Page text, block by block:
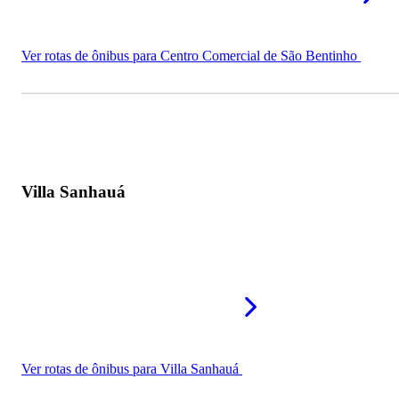
Ver rotas de ônibus para Centro Comercial de São Bentinho
Villa Sanhauá
Ver rotas de ônibus para Villa Sanhauá